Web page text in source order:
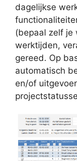
dagelijkse
(bepaal zelf je
werktijden,
gereed. Op
automatisch
en/of